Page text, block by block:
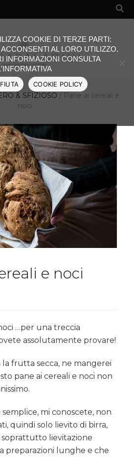
& SFIZIOSO / Pane ai cereali e
noci
e noci
…per una treccia
assolutamente provare!
frutta secca, ne mangerei
pane ai cereali e noci non
mi conoscete, non
quindi solo lievito di birra,
lievitazione
preparazioni lunghe e che
COOKIE DI TERZE PARTI:
AL LORO UTILIZZO.
INFORMAZIONI CONSULTA
COOKIE POLICY